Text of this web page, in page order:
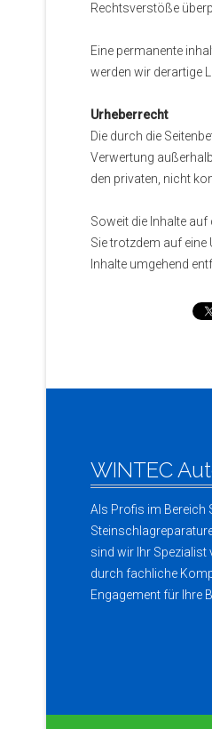
Rechtsverstöße
Eine permanente
werden wir derartige
Urheberrecht
Die durch die
Verwertung
den privaten, nicht
Soweit die Inhalte
Sie trotzdem auf
Inhalte umgehend
WINTEC
Als Profis im Bereich
sind wir Ihr Spezialist
durch fachliche
Engagement für Ihre